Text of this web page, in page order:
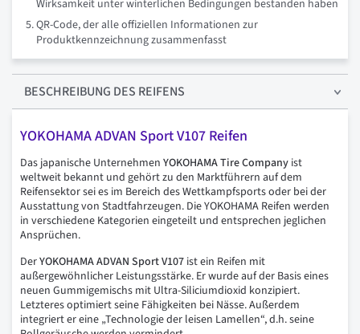
Wirksamkeit unter winterlichen Bedingungen bestanden haben
QR-Code, der alle offiziellen Informationen zur
Produktkennzeichnung zusammenfasst
BESCHREIBUNG DES REIFENS
YOKOHAMA ADVAN Sport V107 Reifen
Das japanische Unternehmen YOKOHAMA Tire Company ist
weltweit bekannt und gehört zu den Marktführern auf dem
Reifensektor sei es im Bereich des Wettkampfsports oder bei der
Ausstattung von Stadtfahrzeugen. Die YOKOHAMA Reifen werden
in verschiedene Kategorien eingeteilt und entsprechen jeglichen
Ansprüchen.
DerYOKOHAMA ADVAN Sport V107 ist ein Reifen mit
außergewöhnlicher Leistungsstärke. Er wurde auf der Basis eines
neuen Gummigemischs mit Ultra-Siliciumdioxid konzipiert.
Letzteres optimiert seine Fähigkeiten bei Nässe. Außerdem
integriert er eine „Technologie der leisen Lamellen“, d.h. seine